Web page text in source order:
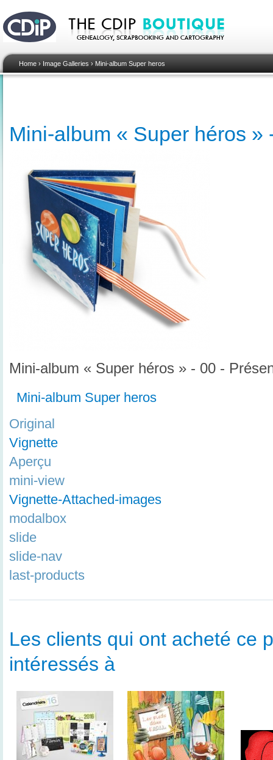
Home › Image Galleries › Mini-album Super heros
Mini-album « Super héros »
Mini-album « Super héros » - 00 -
Mini-album Super heros
Original
Vignette
Aperçu
mini-view
Vignette-Attached-images
modalbox
slide
slide-nav
last-products
Les clients qui ont acheté ce
intéressés à